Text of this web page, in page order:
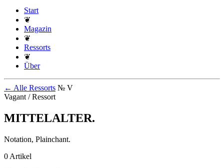
Start
❦
Magazin
❦
Ressorts
❦
Über
← Alle Ressorts № V
Vagant / Ressort
MITTELALTER.
Notation, Plainchant.
0 Artikel